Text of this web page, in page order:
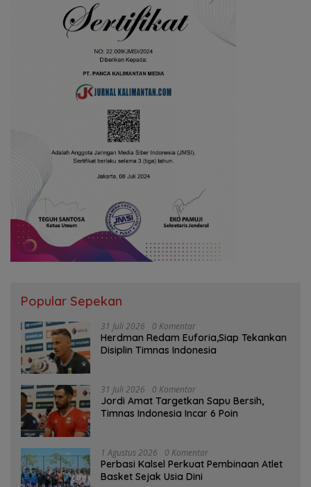
Popular Sepekan
31 Juli 2026 0 Komentar
Herdman Redam Euforia,Siap Tekankan
Disiplin Timnas Indonesia
31 Juli 2026 0 Komentar
Jordi Amat Targetkan Sapu Bersih,
Timnas Indonesia Incar 6 Poin
1 Agustus 2026 0 Komentar
Perbasi Kalsel Perkuat Pembinaan Atlet
Basket Sejak Usia Dini